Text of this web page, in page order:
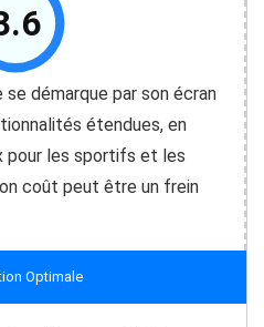
démarque par son écran
étendues, en
pour les sportifs et les
coût peut être un frein
Optimale